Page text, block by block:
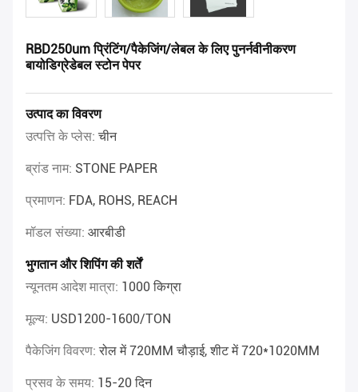
RBD250um प्रिंटिंग/पैकेजिंग/लेबल के लिए पुनर्नवीनीकरण
बायोडिग्रेडेबल स्टोन पेपर
उत्पाद का विवरण
उत्पत्ति के प्लेस:चीन
ब्रांड नाम: STONE PAPER
प्रमाणन: FDA, ROHS, REACH
मॉडल संख्या: आरबीडी
भुगतान और शिपिंग की शर्तें
न्यूनतम आदेश मात्रा: 1000 किग्रा
मूल्य: USD1200-1600/TON
पैकेजिंग विवरण:रोल में 720MM चौड़ाई, शीट में 720*1020MM
प्रसव के समय: 15-20 दिन